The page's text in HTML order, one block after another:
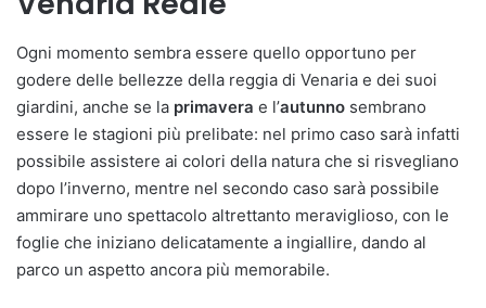
Ogni momento sembra essere quello opportuno per
godere delle bellezze della reggia di Venaria e dei suoi
giardini, anche se la primavera e l’autunno sembrano
essere le stagioni più prelibate: nel primo caso sarà infatti
possibile assistere ai colori della natura che si risvegliano
dopo l’inverno, mentre nel secondo caso sarà possibile
ammirare uno spettacolo altrettanto meraviglioso, con le
foglie che iniziano delicatamente a ingiallire, dando al
parco un aspetto ancora più memorabile.